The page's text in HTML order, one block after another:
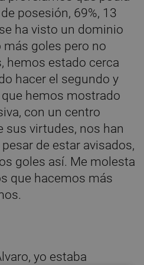
posesión, 69%, 13
ha visto un dominio
más goles pero no
hemos estado cerca
hacer el segundo y
que hemos mostrado
con un centro
sus virtudes, nos han
de estar avisados,
goles así. Me molesta
que hacemos más
yo estaba